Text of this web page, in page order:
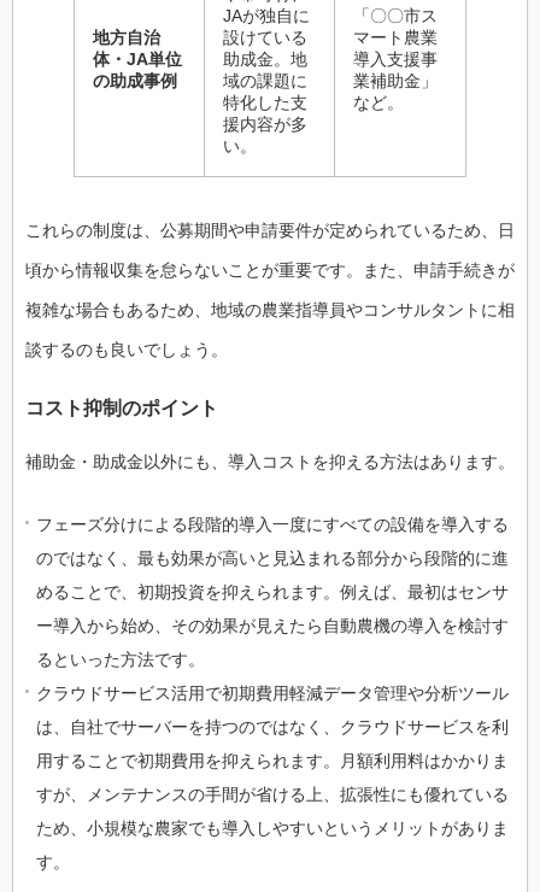
地方自治
体・JA単位
の助成事例
JAが独自に
設けている
助成金。地
域の課題に
特化した支
援内容が多
い。
「〇〇市ス
マート農業
導入支援事
業補助金」
など。
これらの制度は、公募期間や申請要件が定められているため、日
頃から情報収集を怠らないことが重要です。また、申請手続きが
複雑な場合もあるため、地域の農業指導員やコンサルタントに相
談するのも良いでしょう。
コスト抑制のポイント
補助金・助成金以外にも、導入コストを抑える方法はあります。
フェーズ分けによる段階的導入一度にすべての設備を導入する
のではなく、最も効果が高いと見込まれる部分から段階的に進
めることで、初期投資を抑えられます。例えば、最初はセンサ
ー導入から始め、その効果が見えたら自動農機の導入を検討す
るといった方法です。
クラウドサービス活用で初期費用軽減データ管理や分析ツール
は、自社でサーバーを持つのではなく、クラウドサービスを利
用することで初期費用を抑えられます。月額利用料はかかりま
すが、メンテナンスの手間が省ける上、拡張性にも優れている
ため、小規模な農家でも導入しやすいというメリットがありま
す。